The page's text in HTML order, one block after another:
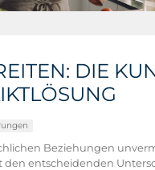
DIE
Beziehungen
den entscheidenden